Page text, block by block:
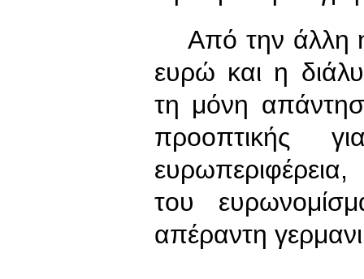
Από την άλλη
ευρώ και η
τη μόνη
προοπτικής
του
απέραντη